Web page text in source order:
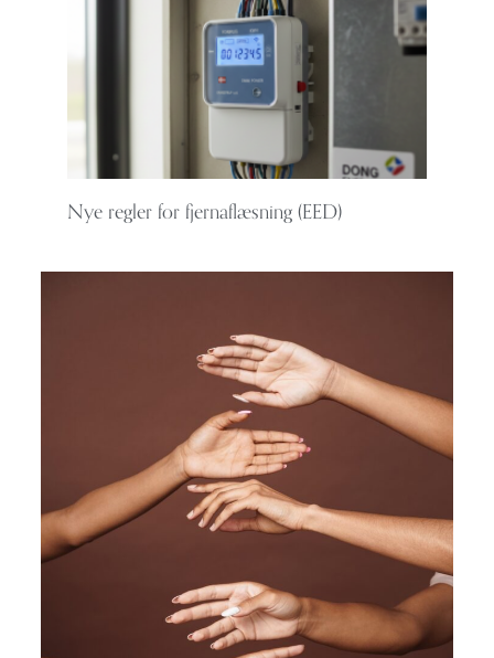
Nye regler for fjernaflæsning (EED)